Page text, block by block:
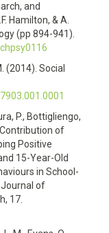
and
Hamilton, & A.
(pp 894-941).
(2014). Social
P., Bottigliengo,
Contribution of
Positive
15-Year-Old
in School-
Journal of
17.